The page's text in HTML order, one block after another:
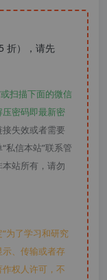
折），请先
扫描下面的微信
密码即最新密
接失效或者需要
私信本站”联系管
站所有，请勿
为了学习和研究
、传输或者存
权人许可，不